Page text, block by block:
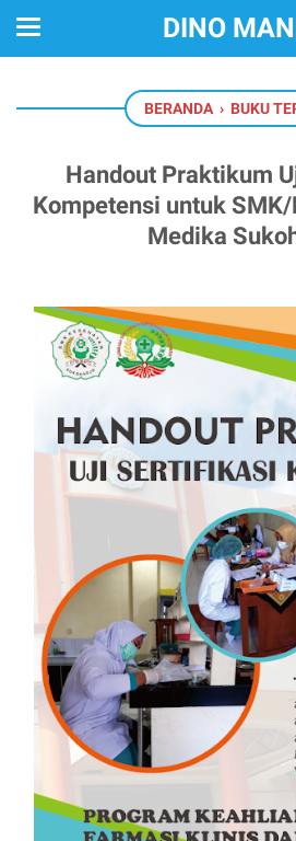
DINO
BERANDA › BUKU
Handout Praktikum
Kompetensi untuk
Medika